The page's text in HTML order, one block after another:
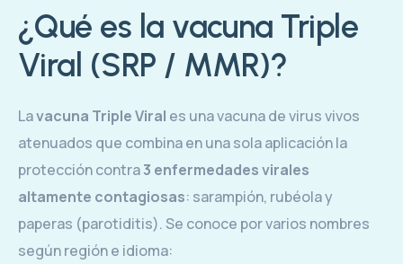
¿Qué es la vacuna Triple
Viral (SRP / MMR)?
Lavacuna Triple Viral es una vacuna de virus vivos
atenuados que combina en una sola aplicación la
protección contra3 enfermedades virales
altamente contagiosas: sarampión, rubéola y
paperas (parotiditis). Se conoce por varios nombres
según región e idioma: